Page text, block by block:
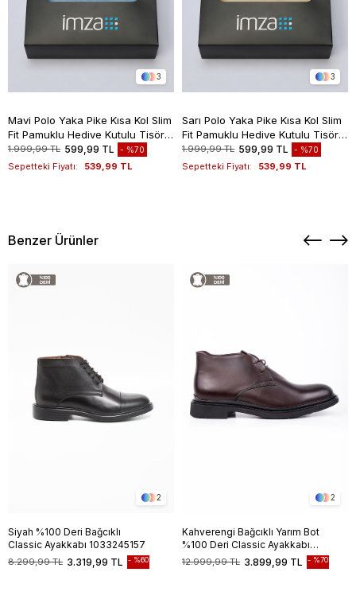
3
Mavi Polo Yaka Pike Kısa Kol Slim
Fit Pamuklu Hediye Kutulu Tişört
1011260169
1.999,99 TL 599,99 TL %70
Sepetteki Fiyatı: 539,99 TL
3
Sarı Polo Yaka Pike Kısa Kol Slim
Fit Pamuklu Hediye Kutulu Tişört
1011260169
1.999,99 TL 599,99 TL %70
Sepetteki Fiyatı: 539,99 TL
Benzer Ürünler
2
Siyah %100 Deri Bağcıklı
Classic Ayakkabı 1033245157
3.319,99 TL
8.299,99 TL %60
2
Kahverengi Bağcıklı Yarım Bot
%100 Deri Classic Ayakkabı
1033245162
3.899,99 TL
12.999,99 TL %70